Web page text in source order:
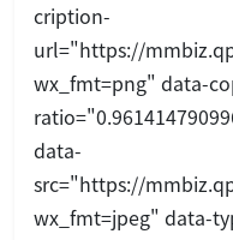
cription-
url="https://
wx_fmt=png" data-
data-
src="https://
wx_fmt=jpeg" data-